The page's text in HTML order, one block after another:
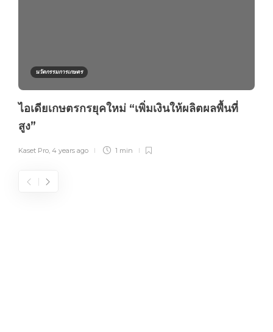
นวัตกรรมการเกษตร
ไอเดียเกษตรกรยุคใหม่ “เพิ่มเงินให้ผลิตผลพื้นที่
สูง”
Kaset Pro, 4 years ago 1 min